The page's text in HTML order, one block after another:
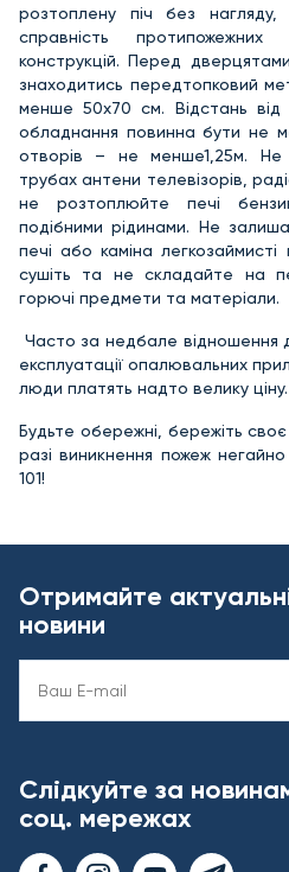
розтоплену піч без
справність
конструкцій. Перед
знаходитись передтопковий
менше 50х70 см. Відстань
обладнання повинна бути не
отворів – не менше1,25м. Не
трубах антени телевізорів,
не розтоплюйте печі
подібними рідинами. Не
печі або каміна
сушіть та не складайте на
горючі предмети та матеріали.
Часто за недбале відношення
експлуатації опалювальних
люди платять надто велику ціну.
Будьте обережні, бережіть
разі виникнення пожеж
101!
Отримайте
новини
Слідкуйте за
соц. мережах